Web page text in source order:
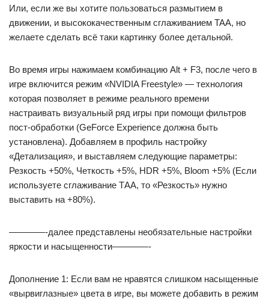
Или, если же вы хотите пользоваться размытием в
движении, и высококачественным сглаживанием TAA, но
желаете сделать всё таки картинку более детальной.
Во время игры нажимаем комбинацию Alt + F3, после чего в
игре включится режим «NVIDIA Freestyle» — технология
которая позволяет в режиме реального времени
настраивать визуальный ряд игры при помощи фильтров
пост-обработки (GeForce Experience должна быть
установлена). Добавляем в профиль настройку
«Детализация», и выставляем следующие параметры:
Резкость +50%, Четкость +5%, HDR +5%, Bloom +5% (Если
используете сглаживание ТАА, то «Резкость» нужно
выставить на +80%).
————-далее представлены необязательные настройки
яркости и насыщенности————-
Дополнение 1: Если вам не нравятся слишком насыщенные
«вырвиглазные» цвета в игре, вы можете добавить в режим